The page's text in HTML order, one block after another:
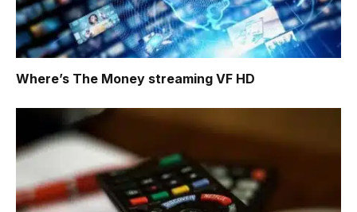
Where’s The Money streaming VF HD